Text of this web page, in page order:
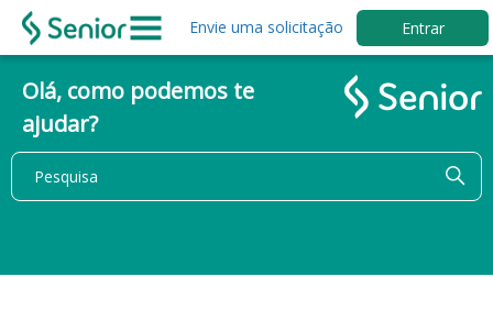
Envie uma solicitação Entrar
Olá, como podemos te
ajudar?